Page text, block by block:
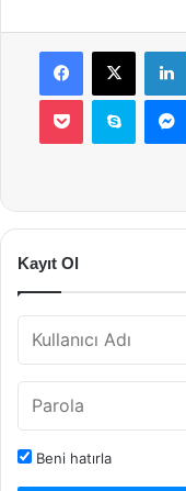
Facebook
X
Pocket Skype
Kayıt Ol
Beni hatırla